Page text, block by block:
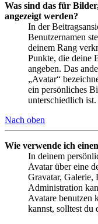
Was sind das für
angezeigt werden?
In der
Benutzernamen
deinem Rang
Punkte, die deine
angeben. Das
„Avatar“
ein persönliches
unterschiedlich ist.
Nach oben
Wie verwende ich
In deinem
Avatar über eine
Gravatar, Galerie,
Administration
Avatare benutzen
kannst, solltest